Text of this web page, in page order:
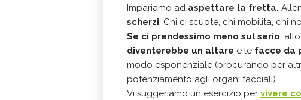
Impariamo ad aspettare la fretta.
scherzi. Chi ci scuote, chi mobilita, chi
Se ci prendessimo meno sul serio,
diventerebbe un altare e le facce da
modo esponenziale (procurando per
potenziamento agli organi facciali).
Vi suggeriamo un esercizio per vivere